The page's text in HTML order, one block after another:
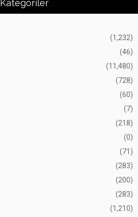
Kategoriler
(1,232)
(46)
(11,480)
(728)
(60)
(7)
(218)
(0)
(71)
(283)
(200)
(283)
(1,210)